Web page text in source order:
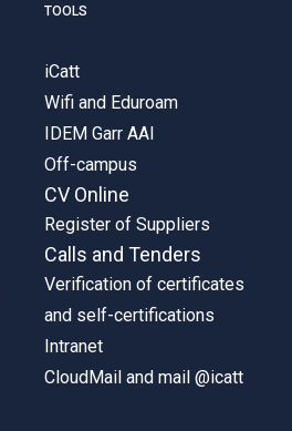
TOOLS
iCatt
Wifi and Eduroam
IDEM Garr AAI
Off-campus
CV Online
Register of Suppliers
Calls and Tenders
Verification of certificates
and self-certifications
Intranet
CloudMail and mail @icatt